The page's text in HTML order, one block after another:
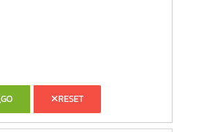
GO RESET